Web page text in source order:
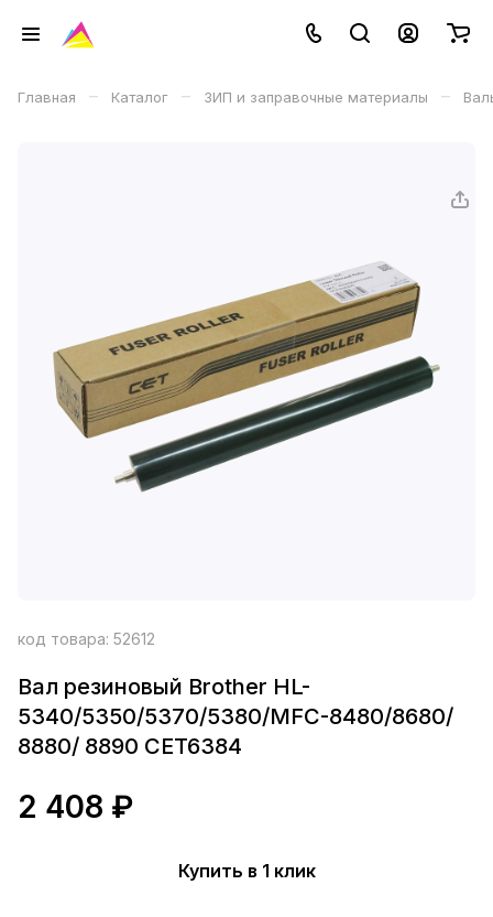
Главная – Каталог – ЗИП и заправочные материалы –
код товара: 52612
Вал резиновый Brother HL-
5340/5350/5370/5380/MFC-8480/8680/
8880/ 8890 CET6384
2 408 ₽
Купить в 1 клик